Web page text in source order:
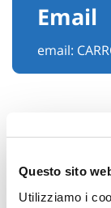
Questo sito
Utilizziamo i
Email
email: